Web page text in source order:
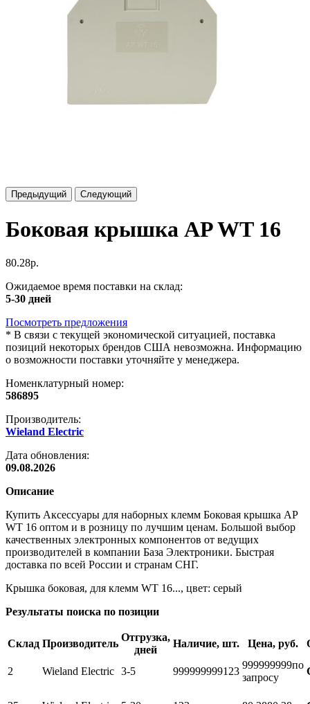
Предыдущий Следующий
Боковая крышка AP WT 16
80.28р.
Ожидаемое время поставки на склад:
5-30 дней
Посмотреть предложения
* В связи с текущей экономической ситуацией, поставка
позиций некоторых брендов США невозможна. Информацию
о возможности поставки уточняйте у менеджера.
Номенклатурный номер:
586895
Производитель:
Wieland Electric
Дата обновления:
09.08.2026
Описание
Купить Аксессуары для наборных клемм Боковая крышка AP
WT 16 оптом и в розницу по лучшим ценам. Большой выбор
качественных электронных компонентов от ведущих
производителей в компании База Электроники. Быстрая
доставка по всей России и странам СНГ.
Крышка боковая, для клемм WT 16..., цвет: серый
Результаты поиска по позиции
Склад Производитель
Отгрузка,
дней
Наличие, шт. Цена, руб.
2 Wieland Electric 3-5 999999999123
999999999по
запросу